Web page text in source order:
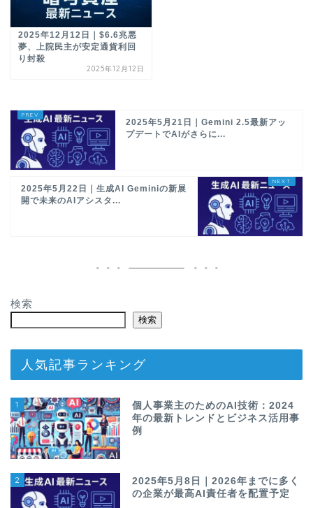
2025年12月12日｜$6.6兆悪
夢、上院民主が安定通貨利回
り封殺
2025年12月12日
2025年5月21日｜Gemini 2.5最新アッ
プデートでAIがさらに...
2025年5月22日｜生成AI Geminiの新展
開で未来のAIアシスタ...
検索
検索
人気記事ランキング
1
個人事業主のためのAI技術：2024
年の最新トレンドとビジネス活用事
例
2
2025年5月8日｜2026年までに多く
の企業が最高AI責任者を配置予定